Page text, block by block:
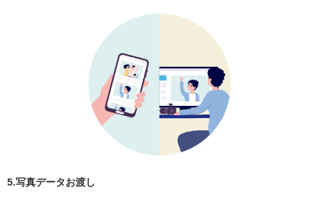
5.写真データお渡し